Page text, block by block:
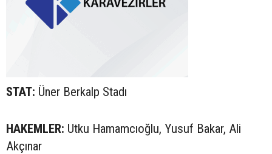
STAT: Üner Berkalp Stadı
HAKEMLER: Utku Hamamcıoğlu, Yusuf Bakar, Ali
Akçınar